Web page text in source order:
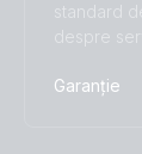
standard
despre
Garanție